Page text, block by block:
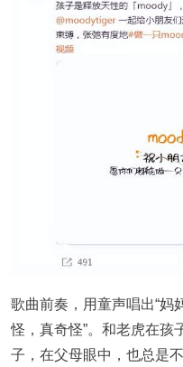
歌曲前奏，用童声唱出“妈
怪，真奇怪”。和老虎在孩
子，在父母眼中，也总是